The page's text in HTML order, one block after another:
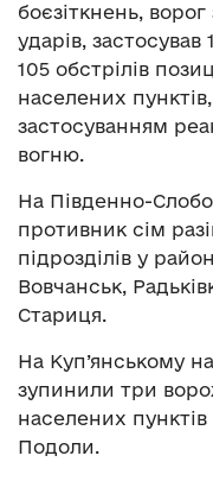
боєзіткнень, ворог
ударів,
105 обстрілів
населених
застосуванням
вогню.
На Південно-
противник сім
підрозділів у
Вовчанськ,
Стариця.
На Куп’янському
зупинили три
населених
Подоли.